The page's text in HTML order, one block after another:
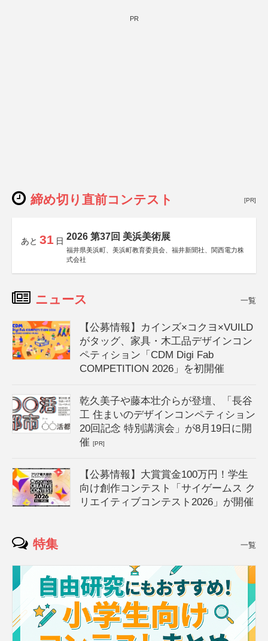
PR
締め切り直前コンテスト [PR]
あと 31 日 2026 第37回 美浜美術展
福井県美浜町、美浜町教育委員会、福井新聞社、関西電力株
式会社
ニュース 一覧
【公募情報】カインズ×コクヨ×VUILD
がタッグ、家具・木工品デザインコン
ペティション「CDM Digi Fab
COMPETITION 2026」を初開催
乾久美子や藤本壮介らが登壇、「長谷
工 住まいのデザインコンペティション
20回記念 特別講演会」が8月19日に開
催[PR]
【公募情報】大賞賞金100万円！学生
向け創作コンテスト「サイゲームス ク
リエイティブコンテスト2026」が開催
特集 一覧